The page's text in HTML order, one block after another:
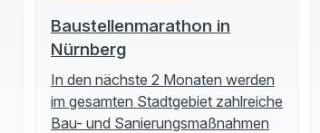
Baustellenmarathon in
Nürnberg
In den nächste 2 Monaten werden
im gesamten Stadtgebiet zahlreiche
Bau- und Sanierungsmaßnahmen